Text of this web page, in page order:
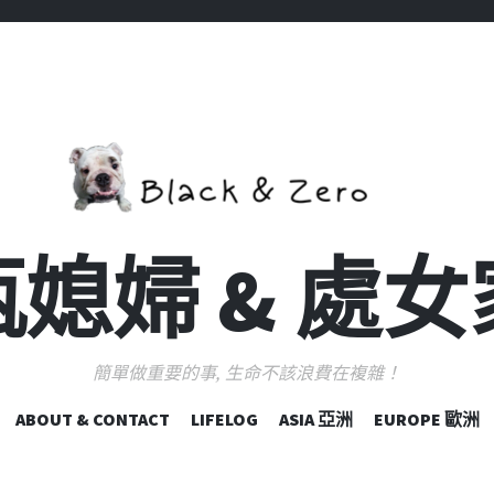
婦 & 處
簡單做重要的事, 生命不該浪費在複雜！
跳
ABOUT & CONTACT LIFELOG ASIA 亞洲 EUROPE 歐洲